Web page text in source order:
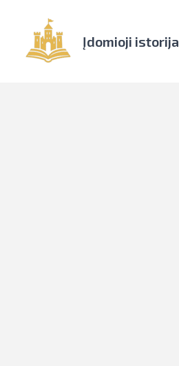
Įdomioji istorija